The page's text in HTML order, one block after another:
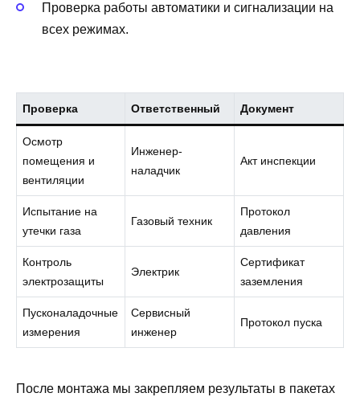
Проверка работы автоматики и сигнализации на
всех режимах.
Проверка Ответственный Документ
Осмотр
помещения и
вентиляции
Инженер-
наладчик
Акт инспекции
Испытание на
утечки газа
Газовый техник
Протокол
давления
Контроль
электрозащиты
Электрик
Сертификат
заземления
Пусконаладочные
измерения
Сервисный
инженер
Протокол пуска
После монтажа мы закрепляем результаты в пакетах